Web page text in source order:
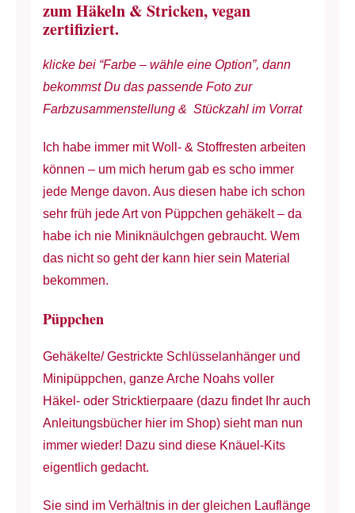
Miniknäuel-
zu
6
Knäuel
20
g
à
ca.
55
m
zum Häkeln & Stricken, vegan
zertifiziert.
klicke bei “Farbe – wähle eine Option”, dann
bekommst Du das passende Foto zur
Farbzusammenstellung & Stückzahl im Vorrat
Ich habe immer mit Woll- & Stoffresten arbeiten
können – um mich herum gab es scho immer
jede Menge davon. Aus diesen habe ich schon
sehr früh jede Art von Püppchen gehäkelt – da
habe ich nie Miniknäulchgen gebraucht. Wem
das nicht so geht der kann hier sein Material
bekommen.
Püppchen
Gehäkelte/ Gestrickte Schlüsselanhänger und
Minipüppchen, ganze Arche Noahs voller
Häkel- oder Stricktierpaare (dazu findet Ihr auch
Anleitungsbücher hier im Shop) sieht man nun
immer wieder! Dazu sind diese Knäuel-Kits
eigentlich gedacht.
Sie sind im Verhältnis in der gleichen Lauflänge